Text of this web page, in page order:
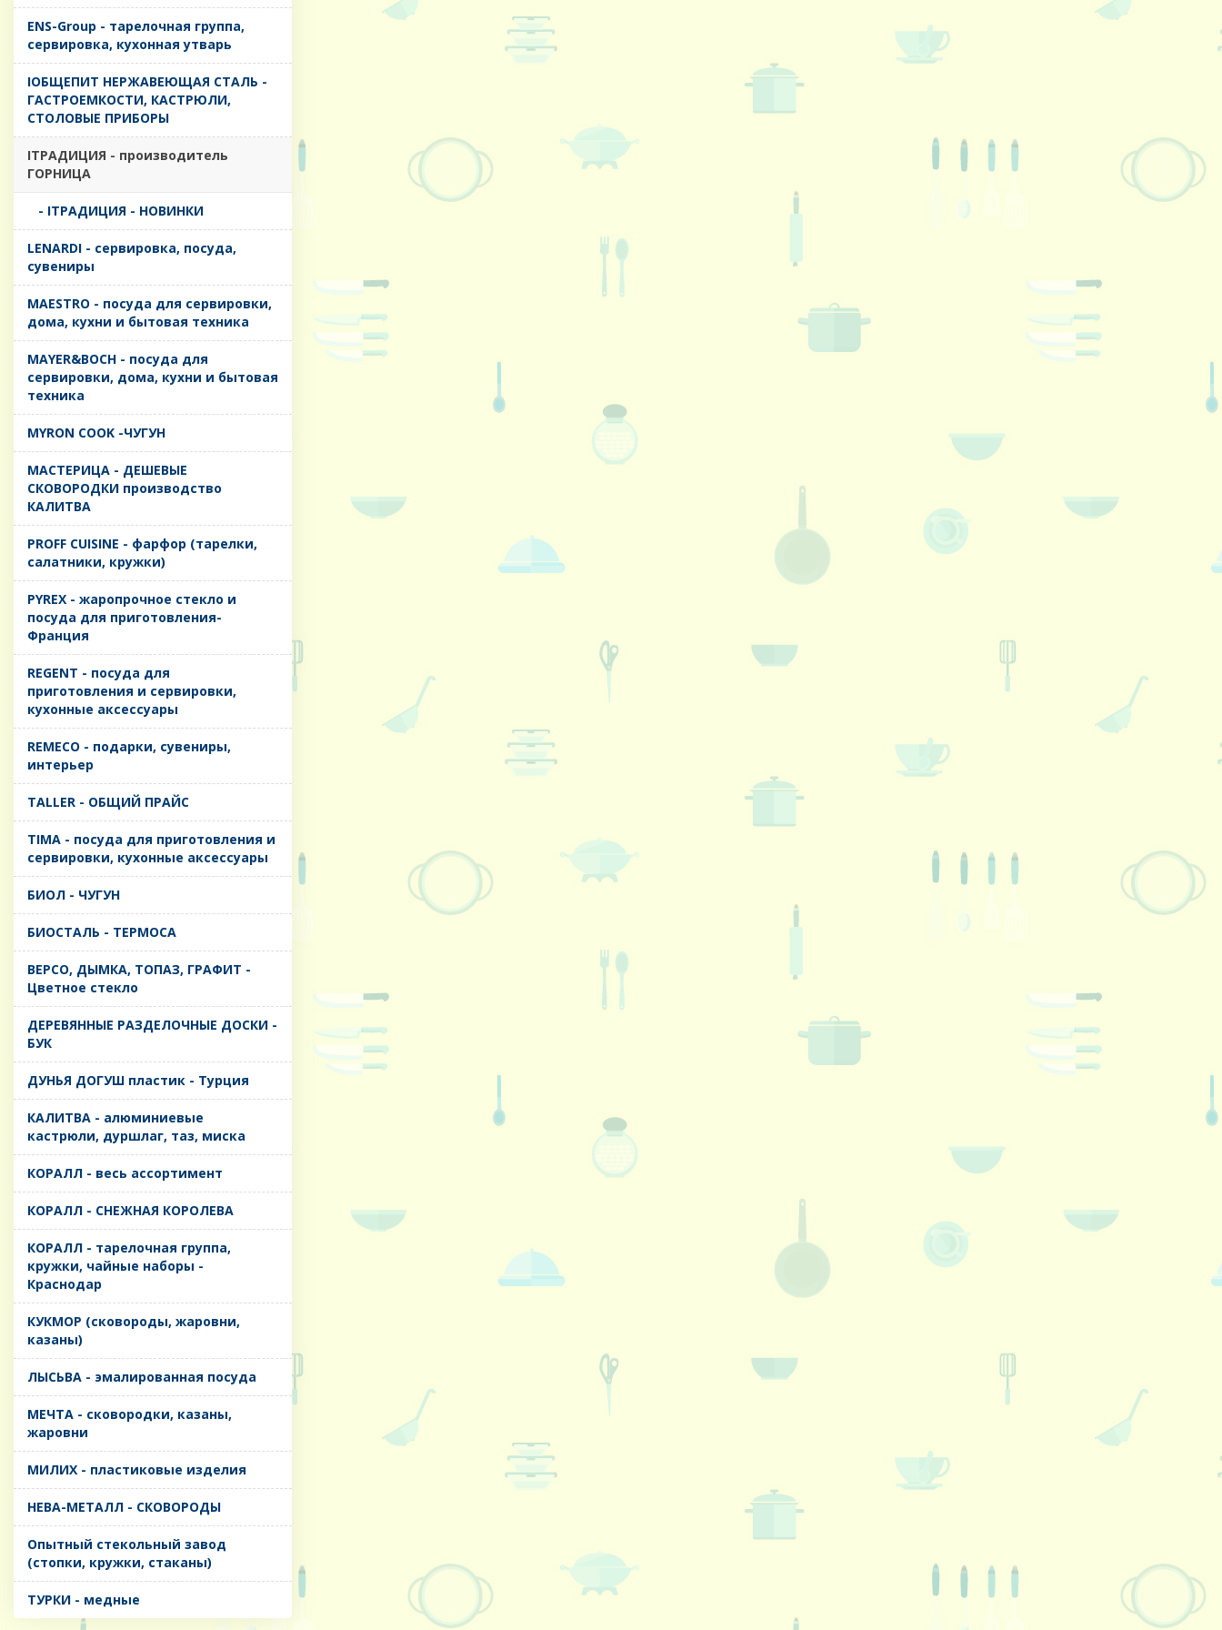
ENS-Group - тарелочная группа,
сервировка, кухонная утварь
IОБЩЕПИТ НЕРЖАВЕЮЩАЯ СТАЛЬ -
ГАСТРОЕМКОСТИ, КАСТРЮЛИ,
СТОЛОВЫЕ ПРИБОРЫ
IТРАДИЦИЯ - производитель
ГОРНИЦА
- IТРАДИЦИЯ - НОВИНКИ
LENARDI - сервировка, посуда,
сувениры
MAESTRO - посуда для сервировки,
дома, кухни и бытовая техника
MAYER&BOCH - посуда для
сервировки, дома, кухни и бытовая
техника
MYRON COOK -ЧУГУН
MАСТЕРИЦА - ДЕШЕВЫЕ
СКОВОРОДКИ производство
КАЛИТВА
PROFF CUISINE - фарфор (тарелки,
салатники, кружки)
PYREX - жаропрочное стекло и
посуда для приготовления-
Франция
REGENT - посуда для
приготовления и сервировки,
кухонные аксессуары
REMECO - подарки, сувениры,
интерьер
TALLER - ОБЩИЙ ПРАЙС
TIMA - посуда для приготовления и
сервировки, кухонные аксессуары
БИОЛ - ЧУГУН
БИОСТАЛЬ - ТЕРМОСА
ВЕРСО, ДЫМКА, ТОПАЗ, ГРАФИТ -
Цветное стекло
ДЕРЕВЯННЫЕ РАЗДЕЛОЧНЫЕ ДОСКИ -
БУК
ДУНЬЯ ДОГУШ пластик - Турция
КАЛИТВА - алюминиевые
кастрюли, дуршлаг, таз, миска
КОРАЛЛ - весь ассортимент
КОРАЛЛ - СНЕЖНАЯ КОРОЛЕВА
КОРАЛЛ - тарелочная группа,
кружки, чайные наборы -
Краснодар
КУКМОР (сковороды, жаровни,
казаны)
ЛЫСЬВА - эмалированная посуда
МЕЧТА - сковородки, казаны,
жаровни
МИЛИХ - пластиковые изделия
НЕВА-МЕТАЛЛ - СКОВОРОДЫ
Опытный стекольный завод
(стопки, кружки, стаканы)
ТУРКИ - медные